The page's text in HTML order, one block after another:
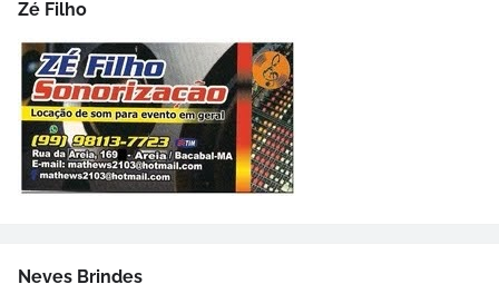
Zé Filho
Neves Brindes